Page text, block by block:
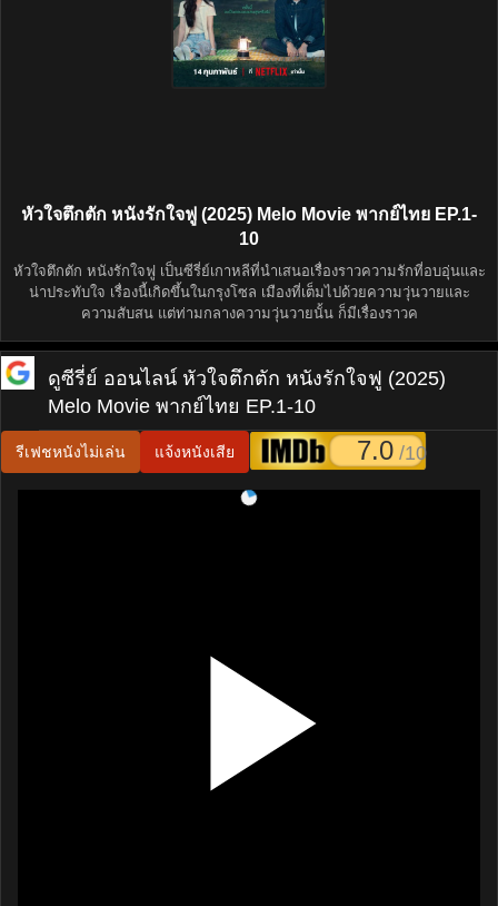
หัวใจตึกตัก หนังรักใจฟู (2025) Melo Movie พากย์ไทย EP.1-
10
หัวใจตึกตัก หนังรักใจฟู เป็นซีรี่ย์เกาหลีที่นำเสนอเรื่องราวความรักที่อบอุ่นและ
น่าประทับใจ เรื่องนี้เกิดขึ้นในกรุงโซล เมืองที่เต็มไปด้วยความวุ่นวายและ
ความสับสน แต่ท่ามกลางความวุ่นวายนั้น ก็มีเรื่องราวค
ดูซีรี่ย์ ออนไลน์ หัวใจตึกตัก หนังรักใจฟู (2025)
Melo Movie พากย์ไทย EP.1-10
รีเฟชหนังไม่เล่น แจ้งหนังเสีย 7.0 /10